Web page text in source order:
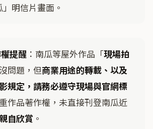
明信片畫面。
提醒 ：南瓜等屋外作品「現場拍
問題，但商業用途的轉載、以及
規定，請務必遵守現場與官網標
作品著作權，未直接刊登南瓜近
自欣賞 。